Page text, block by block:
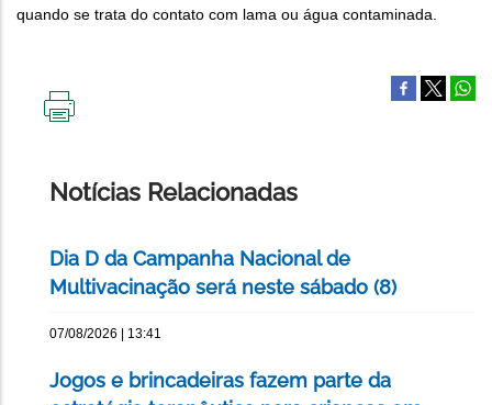
quando se trata do contato com lama ou água contaminada.
Notícias Relacionadas
Dia D da Campanha Nacional de
Multivacinação será neste sábado (8)
07/08/2026 | 13:41
Jogos e brincadeiras fazem parte da